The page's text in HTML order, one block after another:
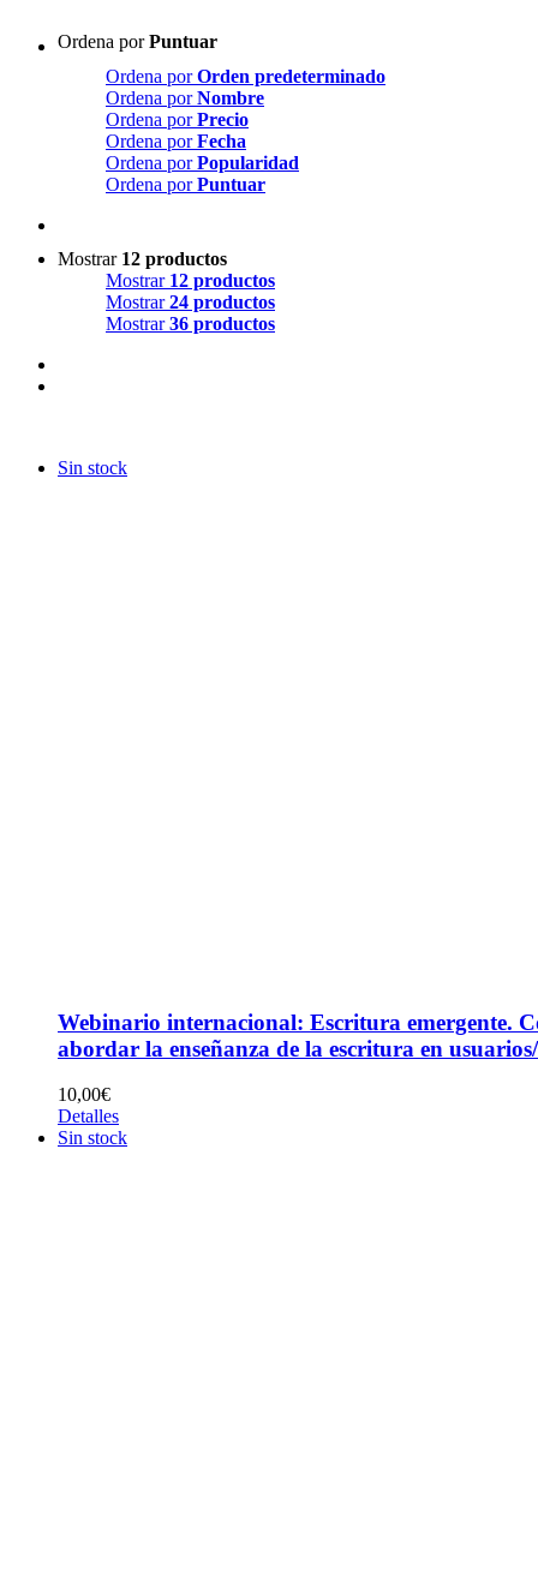
Ordena porPuntuar
Ordena porOrden predeterminado
Ordena porNombre
Ordena porPrecio
Ordena porFecha
Ordena porPopularidad
Ordena porPuntuar
Mostrar 12 productos
Mostrar 12 productos
Mostrar24 productos
Mostrar36 productos
Sin stock
Webinario internacional: Escritura emergente.
abordar la enseñanza de la escritura en
10,00€
Detalles
Sin stock